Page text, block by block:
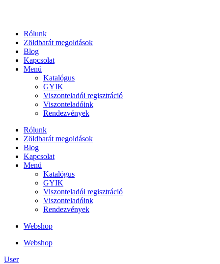
Rólunk
Zöldbarát megoldások
Blog
Kapcsolat
Menü
Katalógus
GYIK
Viszonteladói regisztráció
Viszonteladóink
Rendezvények
Rólunk
Zöldbarát megoldások
Blog
Kapcsolat
Menü
Katalógus
GYIK
Viszonteladói regisztráció
Viszonteladóink
Rendezvények
Webshop
Webshop
User